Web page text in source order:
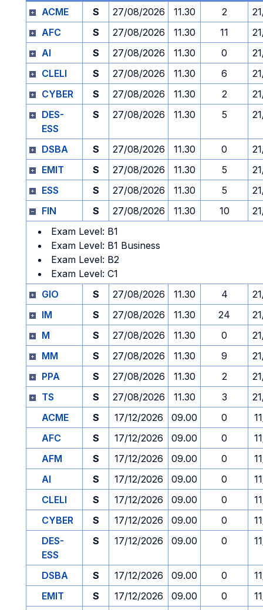
ACME S 27/08/2026 11.30 2
AFC
S 27/08/2026 11.30 11
AI
S 27/08/2026 11.30 0
CLELI
S 27/08/2026 11.30 6
CYBER
S 27/08/2026 11.30 2
DES-
ESS
S 27/08/2026 11.30 5
DSBA S 27/08/2026 11.30 0
EMIT
S 27/08/2026 11.30 5
ESS
S 27/08/2026 11.30 5
FIN
S 27/08/2026 11.30 10
Exam Level: B1
Exam Level: B1 Business
Exam Level: B2
Exam Level: C1
GIO
S 27/08/2026 11.30 4
IM
S 27/08/2026 11.30 24
M
S 27/08/2026 11.30 0
MM
S 27/08/2026 11.30 9
PPA
S 27/08/2026 11.30 2
TS
S 27/08/2026 11.30 3
ACME
S 17/12/2026 09.00 0
AFC
S 17/12/2026 09.00 0
AFM
S 17/12/2026 09.00 0
AI
S 17/12/2026 09.00 0
CLELI
S 17/12/2026 09.00 0
CYBER
S 17/12/2026 09.00 0
DES-
ESS
S 17/12/2026 09.00 0
DSBA S 17/12/2026 09.00 0
EMIT
S 17/12/2026 09.00 0